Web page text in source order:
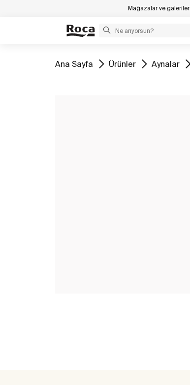
Mağazalar ve galeriler
Tüm
Ana Sayfa Tüm
Ürünler Tüm
Aynalar